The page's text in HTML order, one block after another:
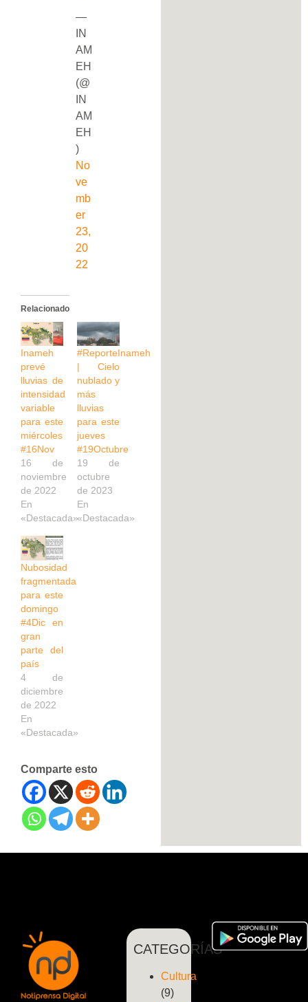
—
IN
AM
EH
(@
IN
AM
EH
)
No
ve
mb
er
23,
20
22
Relacionado
Inameh
prevé
lluvias de
intensidad
variable
para este
miércoles
#16Nov
16 de
noviembre
de 2022
En
«Destacada»
#ReporteInameh
| Cielo
nublado y
más
lluvias
para este
jueves
#19Octubre
19 de
octubre
de 2023
En
«Destacada»
Nubosidad
fragmentada
para este
domingo
#4Dic en
gran
parte del
país
4 de
diciembre
de 2022
En
«Destacada»
Comparte esto
CATEGORÍAS
Cultura
(9)